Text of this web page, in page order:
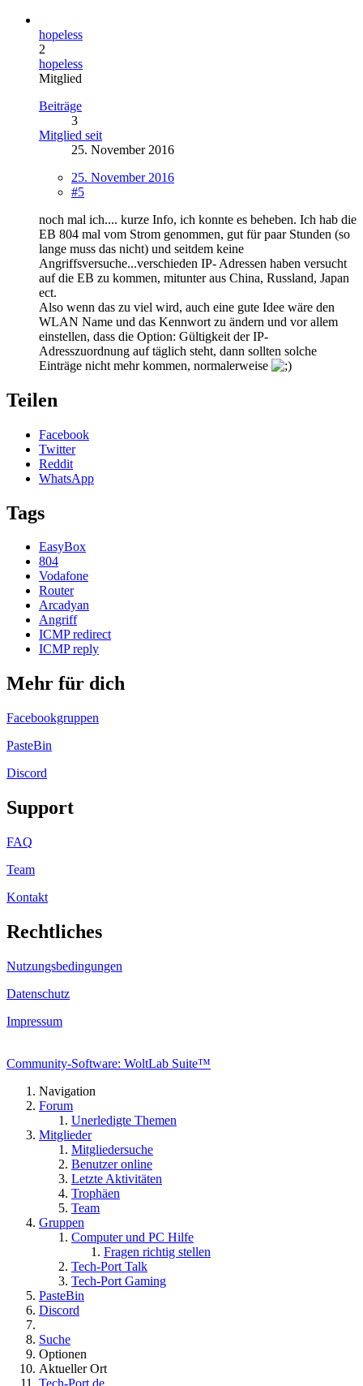
hopeless
2
hopeless
Mitglied
Beiträge
3
Mitglied seit
25. November 2016
25. November 2016
#5
noch mal ich.... kurze Info, ich konnte es beheben. Ich hab die
EB 804 mal vom Strom genommen, gut für paar Stunden (so
lange muss das nicht) und seitdem keine
Angriffsversuche...verschieden IP- Adressen haben versucht
auf die EB zu kommen, mitunter aus China, Russland, Japan
ect.
Also wenn das zu viel wird, auch eine gute Idee wäre den
WLAN Name und das Kennwort zu ändern und vor allem
einstellen, dass die Option: Gültigkeit der IP-
Adresszuordnung auf täglich steht, dann sollten solche
Einträge nicht mehr kommen, normalerweise
Teilen
Facebook
Twitter
Reddit
WhatsApp
Tags
EasyBox
804
Vodafone
Router
Arcadyan
Angriff
ICMP redirect
ICMP reply
Mehr für dich
Facebookgruppen
PasteBin
Discord
Support
FAQ
Team
Kontakt
Rechtliches
Nutzungsbedingungen
Datenschutz
Impressum
Community-Software: WoltLab Suite™
Navigation
Forum
Unerledigte Themen
Mitglieder
Mitgliedersuche
Benutzer online
Letzte Aktivitäten
Trophäen
Team
Gruppen
Computer und PC Hilfe
Fragen richtig stellen
Tech-Port Talk
Tech-Port Gaming
PasteBin
Discord
Suche
Optionen
Aktueller Ort
Tech-Port.de